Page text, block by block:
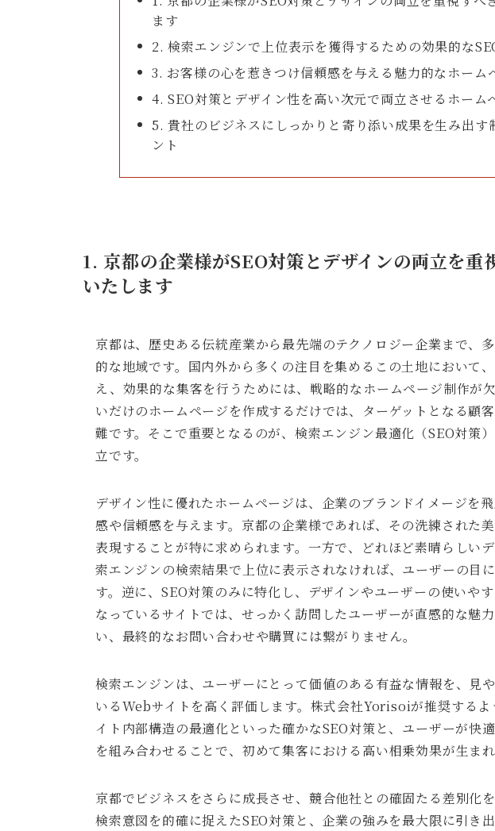
ます
2. 検索エンジンで上位表示を獲得するための効果的な
3. お客様の心を惹きつけ信頼感を与える魅力的なホーム
4. SEO対策とデザイン性を高い次元で両立させるホーム
5. 貴社のビジネスにしっかりと寄り添い成果を生み出す
ント
1. 京都の企業様がSEO対策とデザインの両立を重
いたします
京都は、歴史ある伝統産業から最先端のテクノロジー企業まで、
的な地域です。国内外から多くの注目を集めるこの土地において
え、効果的な集客を行うためには、戦略的なホームページ制作が
いだけのホームページを作成するだけでは、ターゲットとなる顧
難です。そこで重要となるのが、検索エンジン最適化（SEO対策
立です。
デザイン性に優れたホームページは、企業のブランドイメージを
感や信頼感を与えます。京都の企業様であれば、その洗練された
表現することが特に求められます。一方で、どれほど素晴らしい
索エンジンの検索結果で上位に表示されなければ、ユーザーの目
す。逆に、SEO対策のみに特化し、デザインやユーザーの使いや
なっているサイトでは、せっかく訪問したユーザーが直感的な魅
い、最終的なお問い合わせや購買には繋がりません。
検索エンジンは、ユーザーにとって価値のある有益な情報を、見
いるWebサイトを高く評価します。株式会社Yorisoiが推奨する
イト内部構造の最適化といった確かなSEO対策と、ユーザーが快
を組み合わせることで、初めて集客における高い相乗効果が生まれ
京都でビジネスをさらに成長させ、競合他社との確固たる差別化
検索意図を的確に捉えたSEO対策と、企業の強みを最大限に引き